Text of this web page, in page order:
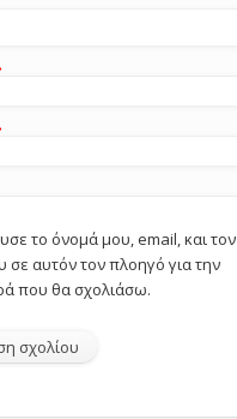
το όνομά μου, email, και τον
σε αυτόν τον πλοηγό για την
που θα σχολιάσω.